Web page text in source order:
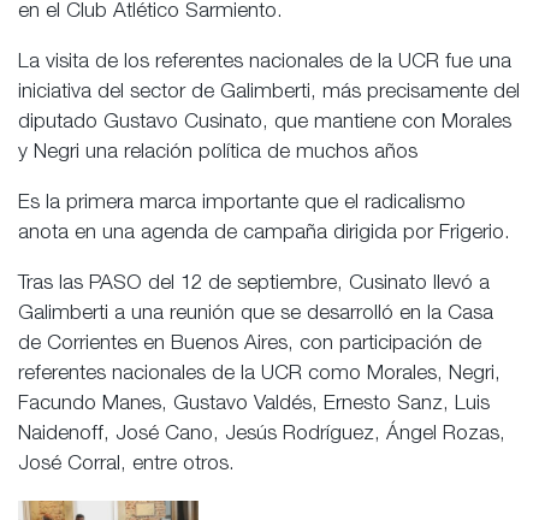
en el Club Atlético Sarmiento.
La visita de los referentes nacionales de la UCR fue una
iniciativa del sector de Galimberti, más precisamente del
diputado Gustavo Cusinato, que mantiene con Morales
y Negri una relación política de muchos años
Es la primera marca importante que el radicalismo
anota en una agenda de campaña dirigida por Frigerio.
Tras las PASO del 12 de septiembre, Cusinato llevó a
Galimberti a una reunión que se desarrolló en la Casa
de Corrientes en Buenos Aires, con participación de
referentes nacionales de la UCR como Morales, Negri,
Facundo Manes, Gustavo Valdés, Ernesto Sanz, Luis
Naidenoff, José Cano, Jesús Rodríguez, Ángel Rozas,
José Corral, entre otros.